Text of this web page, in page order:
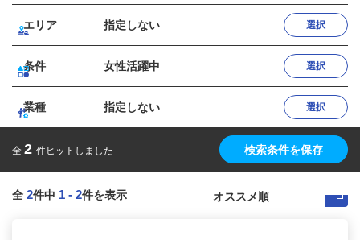
エリア 指定しない 選択
条件 女性活躍中 選択
業種 指定しない 選択
全 2 件ヒットしました 検索条件を保存
全 2件中 1 - 2件を表示